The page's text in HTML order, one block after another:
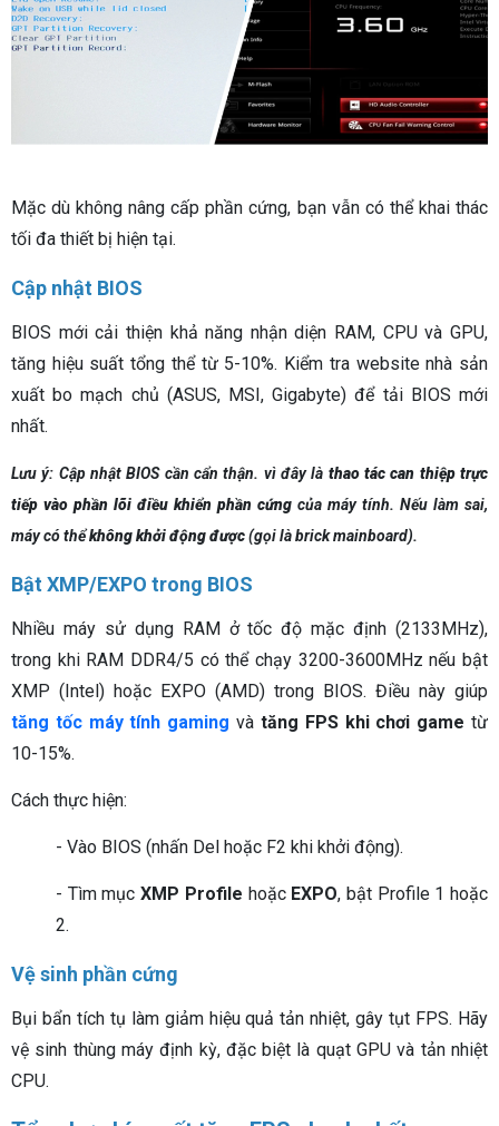
Mặc dù không nâng cấp phần cứng, bạn vẫn có thể khai thác
tối đa thiết bị hiện tại.
Cập nhật BIOS
BIOS mới cải thiện khả năng nhận diện RAM, CPU và GPU,
tăng hiệu suất tổng thể từ 5-10%. Kiểm tra website nhà sản
xuất bo mạch chủ (ASUS, MSI, Gigabyte) để tải BIOS mới
nhất.
Lưu ý: Cập nhật BIOS cần cẩn thận. vì đây là thao tác can thiệp trực
tiếp vào phần lõi điều khiển phần cứng của máy tính. Nếu làm sai,
máy có thểkhông khởi động được(gọi làbrick mainboard).
Bật XMP/EXPO trong BIOS
Nhiều máy sử dụng RAM ở tốc độ mặc định (2133MHz),
trong khi RAM DDR4/5 có thể chạy 3200-3600MHz nếu bật
XMP (Intel) hoặc EXPO (AMD) trong BIOS. Điều này giúp
tăng tốc máy tính gaming và tăng FPS khi chơi game từ
10-15%.
Cách thực hiện:
- Vào BIOS (nhấn Del hoặc F2 khi khởi động).
- Tìm mụcXMP Profile hoặc EXPO, bật Profile 1 hoặc
2.
Vệ sinh phần cứng
Bụi bẩn tích tụ làm giảm hiệu quả tản nhiệt, gây tụt FPS. Hãy
vệ sinh thùng máy định kỳ, đặc biệt là quạt GPU và tản nhiệt
CPU.